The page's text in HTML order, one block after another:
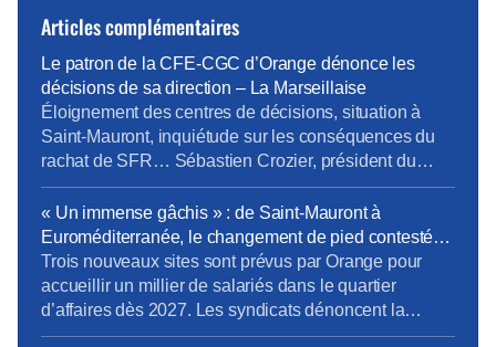
Articles complémentaires
Le patron de la CFE-CGC d’Orange dénonce les
décisions de sa direction – La Marseillaise
Éloignement des centres de décisions, situation à
Saint-Mauront, inquiétude sur les conséquences du
rachat de SFR… Sébastien Crozier, président du
syndicat CFE-CGC d’Orange, fait le point. Boutiques
ou sites techniques, les implantations d’Orange se
réduisent comme peau de chagrin. « Le patron de la
CFE-CGC d’Orange dénonce les décisions de sa
direction. Lire l’article complet sur […]
« Un immense gâchis » : de Saint-Mauront à
Euroméditerranée, le changement de pied contesté
d’Orange à Marseille – La provence
Trois nouveaux sites sont prévus par Orange pour
accueillir un millier de salariés dans le quartier
d’affaires dès 2027. Les syndicats dénoncent la
logique de rentabilité menée au détriment des